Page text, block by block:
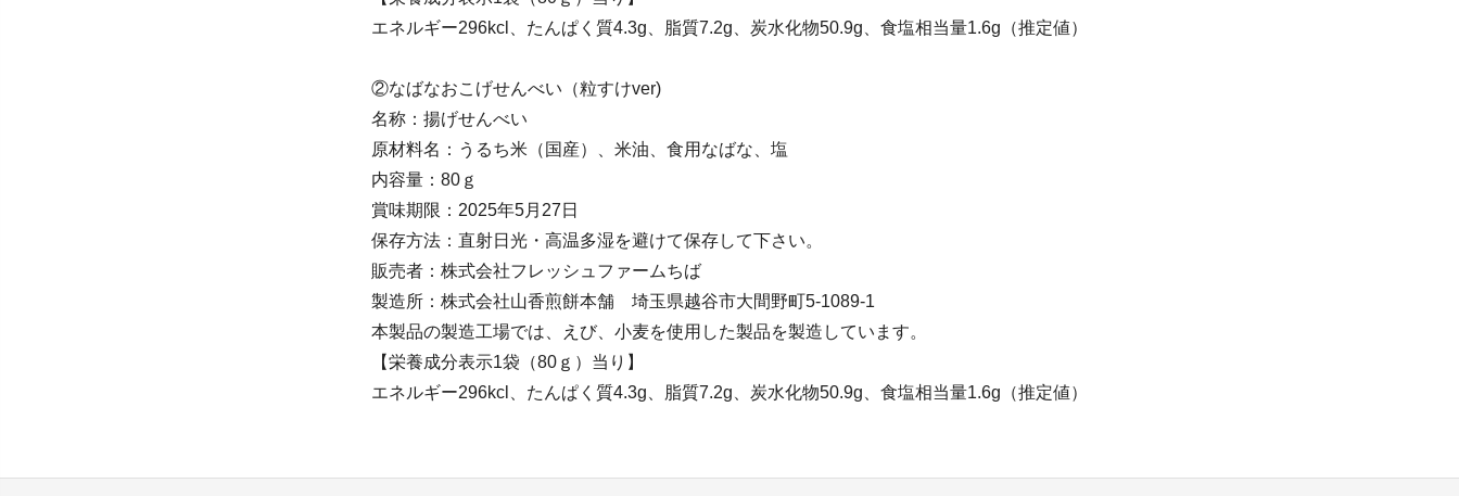
エネルギー296kcl、たんぱく質4.3g、脂質7.2g、炭水化物50.9g、食塩相当量1.6g（推定値）
②なばなおこげせんべい（粒すけver)
名称：揚げせんべい
原材料名：うるち米（国産）、米油、食用なばな、塩
内容量：80ｇ
賞味期限：2025年5月27日
保存方法：直射日光・高温多湿を避けて保存して下さい。
販売者：株式会社フレッシュファームちば
製造所：株式会社山香煎餅本舗 埼玉県越谷市大間野町5-1089-1
本製品の製造工場では、えび、小麦を使用した製品を製造しています。
【栄養成分表示1袋（80ｇ）当り】
エネルギー296kcl、たんぱく質4.3g、脂質7.2g、炭水化物50.9g、食塩相当量1.6g（推定値）